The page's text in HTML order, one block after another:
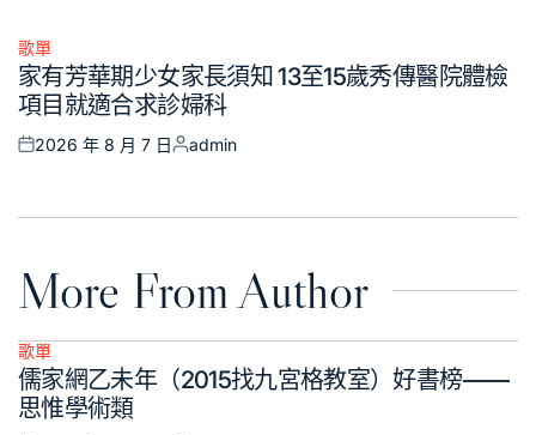
Posted
in
歌單
家有芳華期少女家長須知 13至15歲秀傳醫院體檢
項目就適合求診婦科
Posted
2026 年 8 月 7 日
Posted
admin
More From Author
Posted
in
歌單
儒家網乙未年（2015找九宮格教室）好書榜——
思惟學術類